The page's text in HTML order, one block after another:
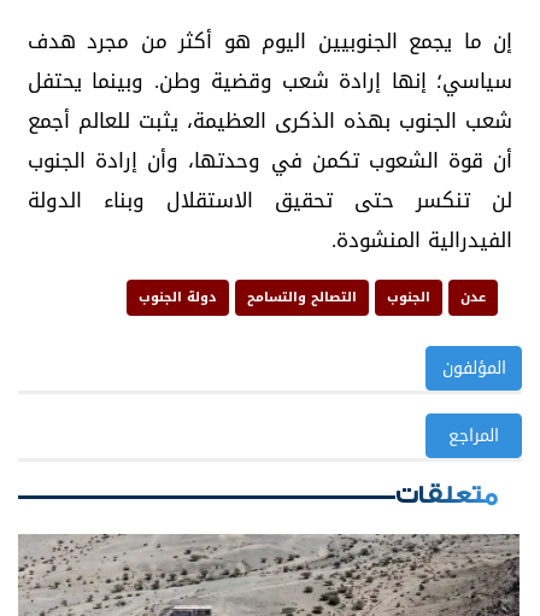
إن ما يجمع الجنوبيين اليوم هو أكثر من مجرد هدف
سياسي؛ إنها إرادة شعب وقضية وطن. وبينما يحتفل
شعب الجنوب بهذه الذكرى العظيمة، يثبت للعالم أجمع
أن قوة الشعوب تكمن في وحدتها، وأن إرادة الجنوب
لن تنكسر حتى تحقيق الاستقلال وبناء الدولة
الفيدرالية المنشودة.
عدن الجنوب التصالح والتسامح دولة الجنوب
المؤلفون
المراجع
متعلقات